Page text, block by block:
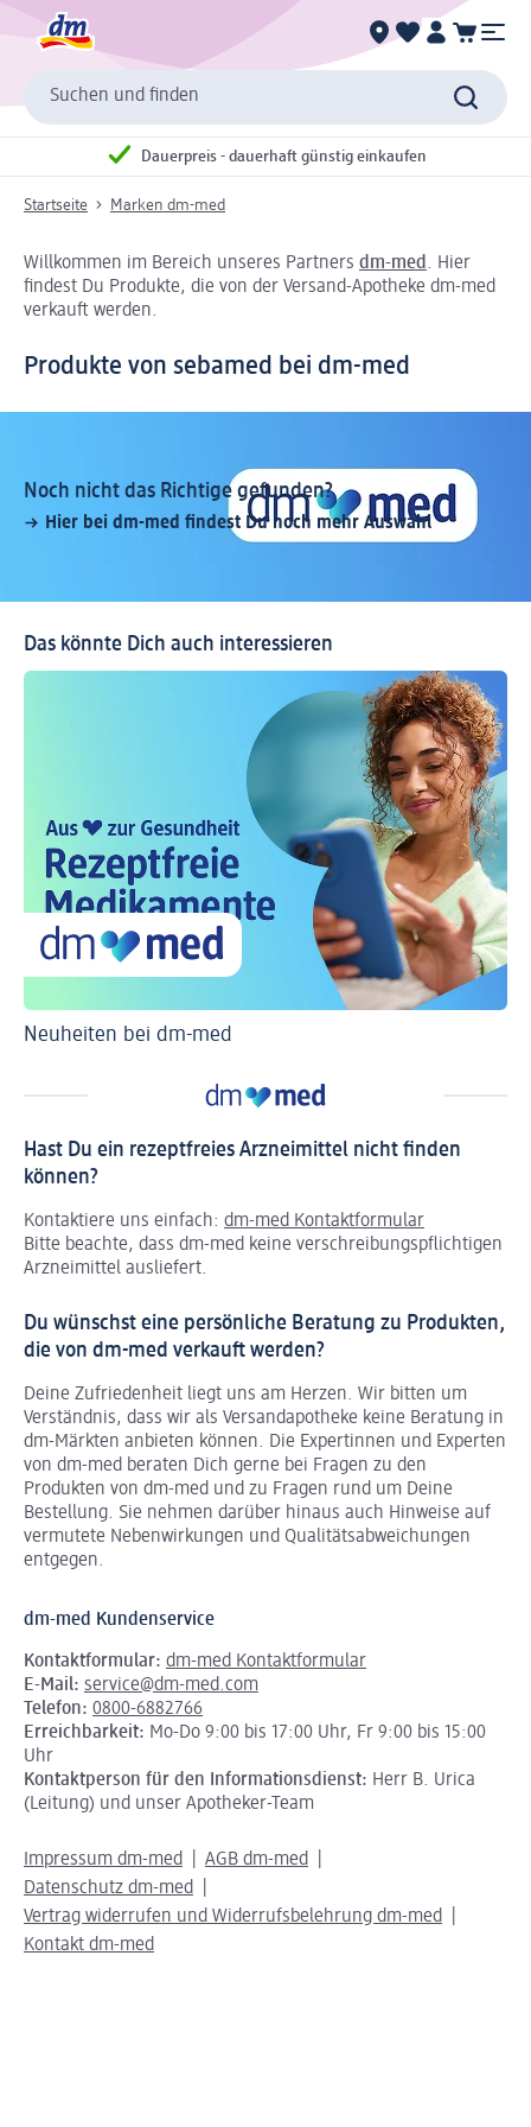
Suchen und finden
Dauerpreis - dauerhaft günstig einkaufen
Startseite Marken dm-med
Willkommen im Bereich unseres Partners dm-med . Hier
findest Du Produkte, die von der Versand-Apotheke dm-med
verkauft werden.
Produkte von sebamed bei dm-med
Noch nicht das Richtige gefunden?
Hier bei dm-med findest Du noch mehr Auswahl
Das könnte Dich auch interessieren
Neuheiten bei dm-med
Hast Du ein rezeptfreies Arzneimittel nicht finden
können?
Kontaktiere uns einfach: dm-med Kontaktformular
Bitte beachte, dass dm-med keine verschreibungspflichtigen
Arzneimittel ausliefert.
Du wünschst eine persönliche Beratung zu Produkten,
die von dm-med verkauft werden?
Deine Zufriedenheit liegt uns am Herzen. Wir bitten um
Verständnis, dass wir als Versandapotheke keine Beratung in
dm-Märkten anbieten können. Die Expertinnen und Experten
von dm-med beraten Dich gerne bei Fragen zu den
Produkten von dm-med und zu Fragen rund um Deine
Bestellung. Sie nehmen darüber hinaus auch Hinweise auf
vermutete Nebenwirkungen und Qualitätsabweichungen
entgegen.
dm-med Kundenservice
Kontaktformular: dm-med Kontaktformular
E-Mail: service@dm-med.com
Telefon: 0800-6882766
Erreichbarkeit: Mo-Do 9:00 bis 17:00 Uhr, Fr 9:00 bis 15:00
Uhr
Kontaktperson für den Informationsdienst: Herr B. Urica
(Leitung) und unser Apotheker-Team
Impressum dm-med
AGB dm-med
Datenschutz dm-med
Vertrag widerrufen und Widerrufsbelehrung dm-med
Kontakt dm-med